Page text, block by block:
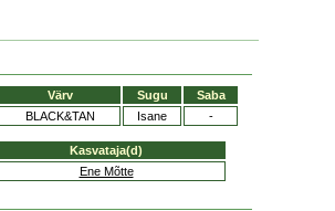
Värv Sugu
Saba
BLACK&TAN
Isane -
Kasvataja(d)
Ene Mõtte